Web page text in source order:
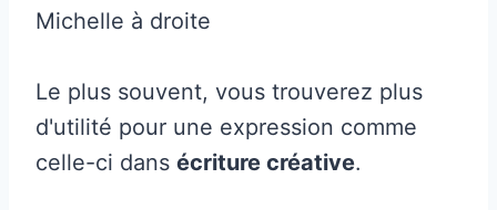
Michelle à droite
Le plus souvent, vous trouverez plus
d'utilité pour une expression comme
celle-ci dans écriture créative.